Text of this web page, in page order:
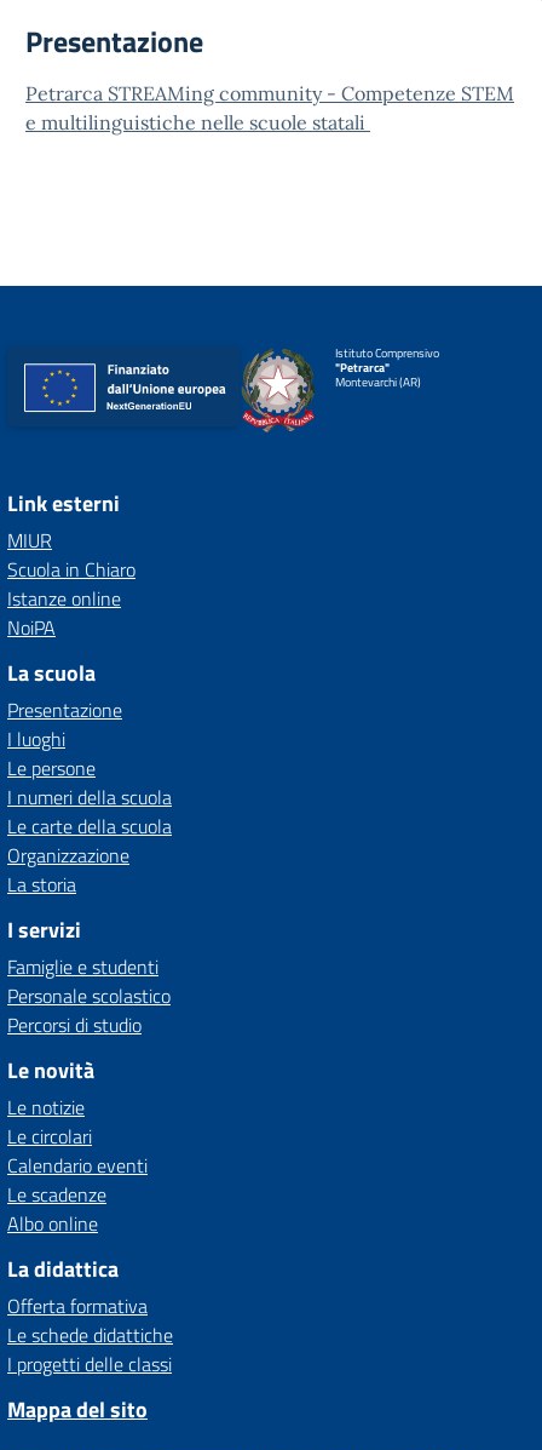
Presentazione
Petrarca STREAMing community - Competenze STEM
e multilinguistiche nelle scuole statali
Istituto Comprensivo
"Petrarca"
Montevarchi (AR)
Link esterni
MIUR
Scuola in Chiaro
Istanze online
NoiPA
La scuola
Presentazione
I luoghi
Le persone
I numeri della scuola
Le carte della scuola
Organizzazione
La storia
I servizi
Famiglie e studenti
Personale scolastico
Percorsi di studio
Le novità
Le notizie
Le circolari
Calendario eventi
Le scadenze
Albo online
La didattica
Offerta formativa
Le schede didattiche
I progetti delle classi
Mappa del sito